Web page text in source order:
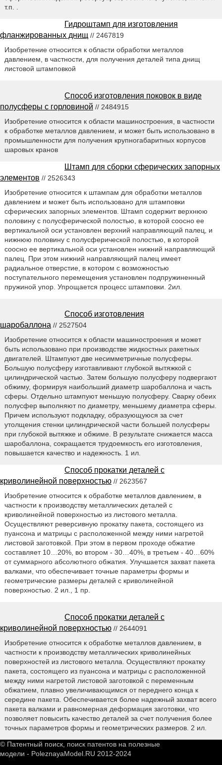
т.п. .
Гидроштамп для изготовления
фланжированных днищ // 2467819
Изобретение относится к области обработки металлов
давлением, в частности, для получения деталей типа днищ
листовой штамповкой
Способ изготовления поковок в виде
полусферы с горловиной // 2484915
Изобретение относится к области машиностроения, в частности
к обработке металлов давлением, и может быть использовано в
промышленности для получения крупногабаритных корпусов
шаровых кранов
Штамп для сборки сферических запорных
элементов // 2526343
Изобретение относится к штампам для обработки металлов
давлением и может быть использовано для штамповки
сферических запорных элементов. Штамп содержит верхнюю
половину с полусферической полостью, в которой соосно ее
вертикальной оси установлен верхний направляющий палец, и
нижнюю половину с полусферической полостью, в которой
соосно ее вертикальной оси установлен нижний направляющий
палец. При этом нижний направляющий палец имеет
радиальное отверстие, в котором с возможностью
поступательного перемещения установлен подпружиненный
пружиной упор. Упрощается процесс штамповки. 2ил.
Способ изготовления
шаробаллона // 2527504
Изобретение относится к области машиностроения и может
быть использовано при производстве жидкостных ракетных
двигателей. Штампуют две несимметричные полусферы.
Большую полусферу изготавливают глубокой вытяжкой с
цилиндрической частью. Затем большую полусферу подвергают
обжиму, формируя наибольший диаметр шаробаллона и часть
сферы. Отдельно штампуют меньшую полусферу. Сварку обеих
полусфер выполняют по диаметру, меньшему диаметра сферы.
Причем используют подкладку, образующуюся за счет
утолщения стенки цилиндрической части большей полусферы
при глубокой вытяжке и обжиме. В результате снижается масса
шаробаллона, сокращается трудоемкость его изготовления,
повышается качество и надежность. 1 ил.
Способ прокатки деталей с
криволинейной поверхностью // 2623567
Изобретение относится к обработке металлов давлением, в
частности к производству металлических деталей с
криволинейной поверхностью из листового металла.
Осуществляют реверсивную прокатку пакета, состоящего из
пуансона и матрицы с расположенной между ними нагретой
листовой заготовкой. При этом в первом проходе обжатие
составляет 10…20%, во втором - 30…40%, в третьем - 40…60%
от суммарного абсолютного обжатия. Улучшается захват пакета
валками, что обеспечивает точные параметры формы и
геометрические размеры деталей с криволинейной
поверхностью. 2 ил., 1 пр.
Способ прокатки деталей с
криволинейной поверхностью // 2644091
Изобретение относится к обработке металлов давлением, в
частности к производству металлических криволинейных
поверхностей из листового металла. Осуществляют прокатку
пакета, состоящего из пуансона и матрицы с расположенной
между ними нагретой листовой заготовкой с переменным
обжатием, плавно увеличивающимся от переднего конца к
середине пакета. Обеспечивается более надежный захват всего
пакета валками и равномерная деформация заготовки, что
позволяет повысить качество деталей за счет получения более
точных параметров формы и геометрических размеров. 2 ил.
© Патентный поиск, поиск патентов на полезные
модели - PoleznayaModel.RU 2012-2024